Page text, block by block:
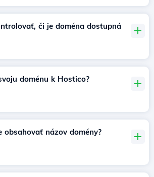
či je doména dostupná
doménu k Hostico?
obsahovať názov domény?